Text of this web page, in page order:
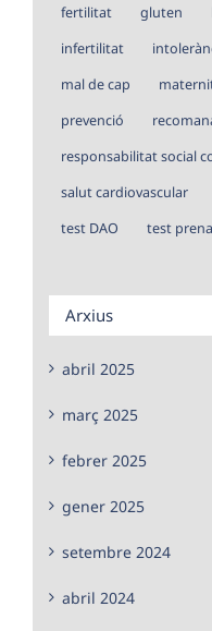
fertilitat
gluten
infertilitat
mal de cap
prevenció
responsabilitat social
salut cardiovascular
test DAO
test
Arxius
abril 2025
març 2025
febrer 2025
gener 2025
setembre 2024
abril 2024